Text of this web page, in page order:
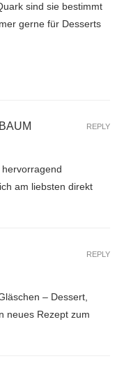
sind sie bestimmt
gerne für Desserts
am liebsten direkt
REPLY
– Dessert,
neues Rezept zum
REPLY